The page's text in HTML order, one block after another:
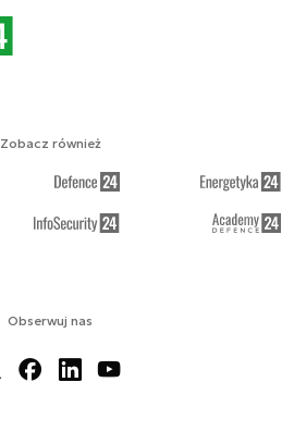
Obserwuj nas
Zobacz również